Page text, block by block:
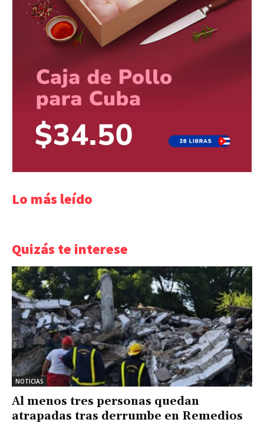
Lo más leído
Quizás te interese
NOTICIAS
Al menos tres personas quedan
atrapadas tras derrumbe en Remedios